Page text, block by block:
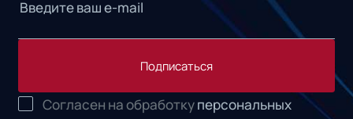
Подписаться
Согласен на обработкуперсональных